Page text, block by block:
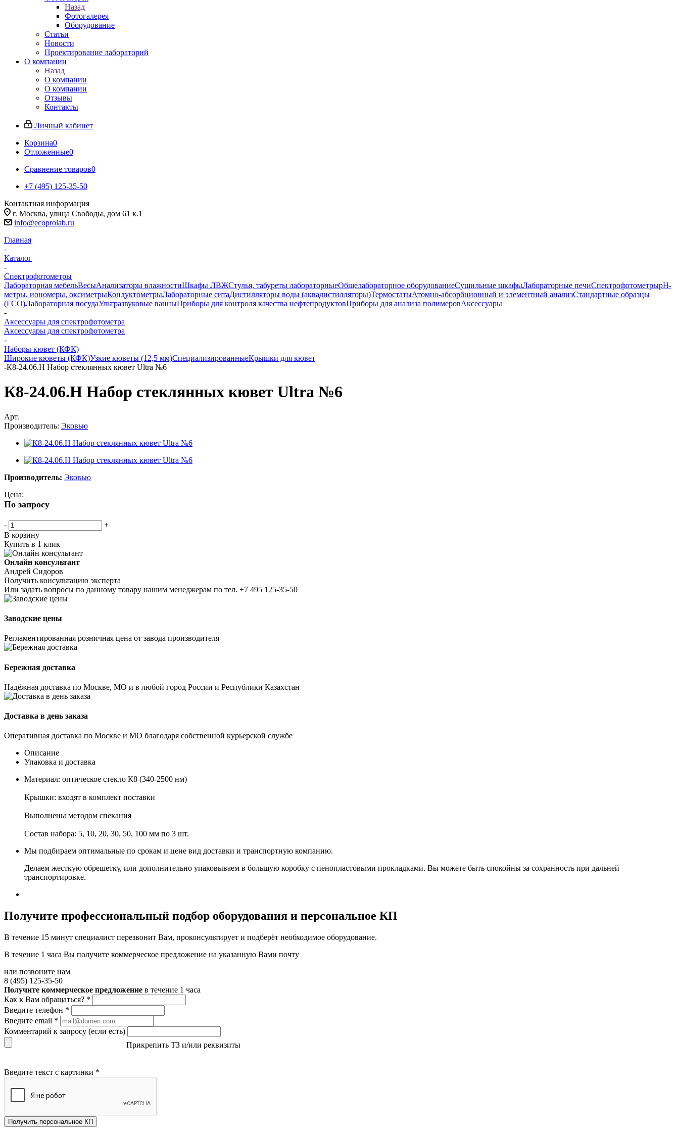
Назад
Фотогалерея
Оборудование
Статьи
Новости
Проектирование лабораторий
О компании
Назад
О компании
О компании
Отзывы
Контакты
Личный кабинет
Корзина0
Отложенные0
Сравнение товаров0
+7 (495) 125-35-50
Контактная информация
г. Москва, улица Свободы, дом 61 к.1
info@ecoprolab.ru
Главная
-
Каталог
-
Спектрофотометры
Лабораторная мебельВесыАнализаторы влажностиШкафы ЛВЖСтулья, табуреты лабораторныеОбщелабораторное оборудованиеСушильные шкафыЛабораторные печиСпектрофотометрыpH-
метры, иономеры, оксиметрыКондуктометрыЛабораторные ситаДистилляторы воды (аквадистилляторы)ТермостатыАтомно-абсорбционный и элементный анализСтандартные образцы
(ГСО)Лабораторная посудаУльтразвуковые ванныПриборы для контроля качества нефтепродуктовПриборы для анализа полимеровАксессуары
-
Аксессуары для спектрофотометра
Аксессуары для спектрофотометра
-
Наборы кювет (КФК)
Широкие кюветы (КФК)Узкие кюветы (12,5 мм)СпециализированныеКрышки для кювет
-К8-24.06.Н Набор стеклянных кювет Ultra №6
К8-24.06.Н Набор стеклянных кювет Ultra №6
Арт.
Производитель: Эковью
Производитель: Эковью
Цена:
По запросу
-
+
В корзину
Купить в 1 клик
Онлайн консультант
Андрей Сидоров
Получить консультацию эксперта
Или задать вопросы по данному товару нашим менеджерам по тел. +7 495 125-35-50
Заводские цены
Регламентированная розничная цена от завода производителя
Бережная доставка
Надёжная доставка по Москве, МО и в любой город России и Республики Казахстан
Доставка в день заказа
Оперативная доставка по Москве и МО благодаря собственной курьерской службе
Описание
Упаковка и доставка
Материал: оптическое стекло К8 (340-2500 нм)
Крышки: входят в комплект поставки
Выполнены методом спекания
Состав набора: 5, 10, 20, 30, 50, 100 мм по 3 шт.
Мы подбираем оптимальные по срокам и цене вид доставки и транспортную компанию.
Делаем жесткую обрешетку, или дополнительно упаковываем в большую коробку с пенопластовыми прокладками. Вы можете быть спокойны за сохранность при дальней
транспортировке.
Получите профессиональный подбор оборудования и персональное КП
В течение 15 минут специалист перезвонит Вам, проконсультирует и подберёт необходимое оборудование.
В течение 1 часа Вы получите коммерческое предложение на указанную Вами почту
или позвоните нам
8 (495) 125-35-50
Получите коммерческое предложение в течение 1 часа
Как к Вам обращаться? *
Введите телефон *
Введите email *
Комментарий к запросу (если есть)
Прикрепить ТЗ и/или реквизиты
Введите текст с картинки *
Получить персональное КП